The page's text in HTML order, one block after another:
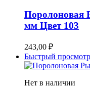
Поролоновая
мм Цвет 103
243,00 ₽
Быстрый просмотр
Нет в наличии